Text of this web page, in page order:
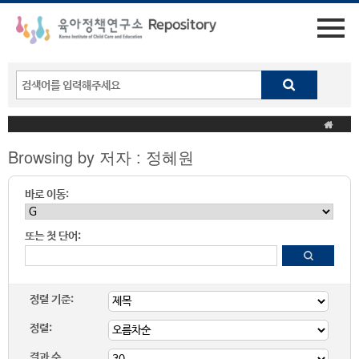
Browsing by 저자 : 정혜원
바로 이동:
또는 첫 단어:
정렬 기준:
정렬: